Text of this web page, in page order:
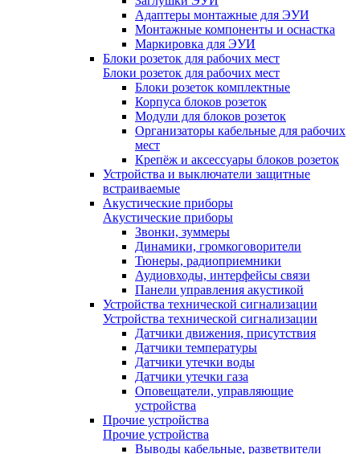
Адаптеры монтажные для ЭУИ
Монтажные компоненты и оснастка
Маркировка для ЭУИ
Блоки розеток для рабочих мест
Блоки розеток для рабочих мест
Блоки розеток комплектные
Корпуса блоков розеток
Модули для блоков розеток
Организаторы кабельные для рабочих
мест
Крепёж и аксессуары блоков розеток
Устройства и выключатели защитные
встраиваемые
Акустические приборы
Акустические приборы
Звонки, зуммеры
Динамики, громкоговорители
Тюнеры, радиоприемники
Аудиовходы, интерфейсы связи
Панели управления акустикой
Устройства технической сигнализации
Устройства технической сигнализации
Датчики движения, присутствия
Датчики температуры
Датчики утечки воды
Датчики утечки газа
Оповещатели, управляющие
устройства
Прочие устройства
Прочие устройства
Выводы кабельные, разветвители